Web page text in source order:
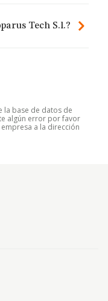
Tech S.l.?
la base de datos de
algún error por favor
a la dirección